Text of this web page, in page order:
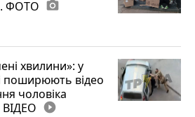
ФОТО photo_camera
хвилини»: у
поширюють відео
чоловіка
play_circle_filled